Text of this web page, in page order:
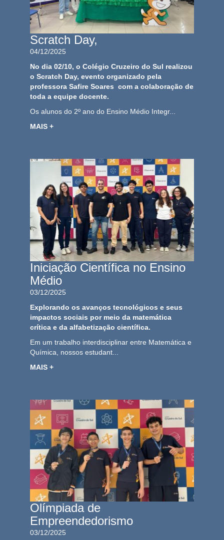
Scratch Day,
04/12/2025
No dia 02/10, o Colégio Cruzeiro do Sul realizou
o Scratch Day, evento organizado pela
professora Safire Soares com a colaboração de
toda a equipe docente.
Os alunos do 2º ano do Ensino Médio Integr...
MAIS +
Iniciação Científica no Ensino
Médio
03/12/2025
Explorando os avanços tecnológicos e seus
impactos sociais por meio da matemática
crítica e da alfabetização científica.
Em um trabalho interdisciplinar entre Matemática e
Química, nossos estudant...
MAIS +
Olímpiada de
Empreendedorismo
03/12/2025